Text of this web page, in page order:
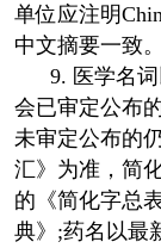
单位应注明
中文摘要一致。
9. 医学名词
会已审定公布
未审定公布的
汇》为准，简
的《简化字总
典》;药名以最